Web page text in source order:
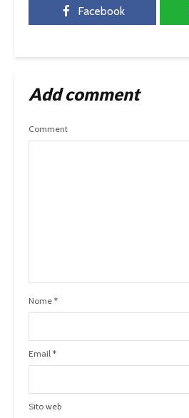
Facebook
Add comment
Comment
Nome *
Email *
Sito web